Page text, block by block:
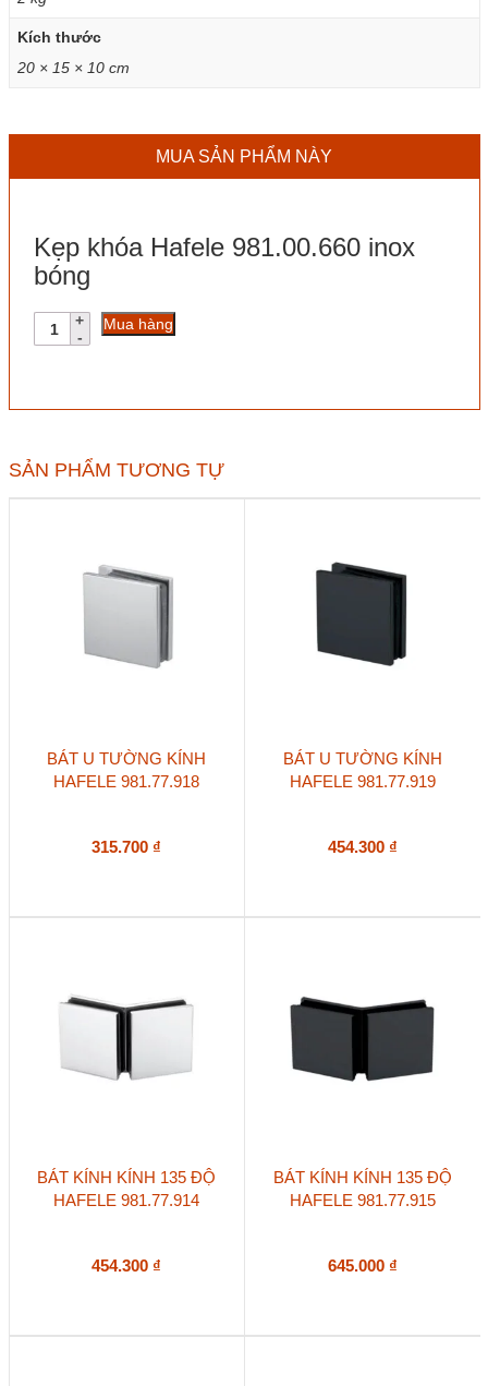
Kích thước
20 × 15 × 10 cm
MUA SẢN PHẨM NÀY
Kẹp khóa Hafele 981.00.660 inox
bóng
Kẹp
khóa
Mua hàng
SẢN PHẨM TƯƠNG TỰ
BÁT U TƯỜNG KÍNH
HAFELE 981.77.918
315.700 ₫
BÁT U TƯỜNG KÍNH
HAFELE 981.77.919
454.300 ₫
BÁT KÍNH KÍNH 135 ĐỘ
HAFELE 981.77.914
454.300 ₫
BÁT KÍNH KÍNH 135 ĐỘ
HAFELE 981.77.915
645.000 ₫